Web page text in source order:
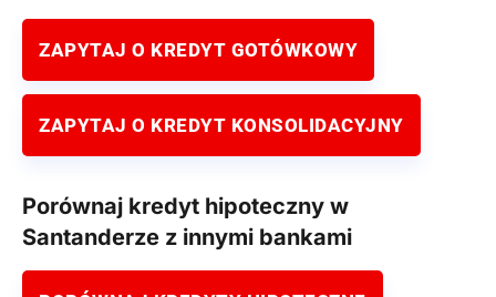
ZAPYTAJ O KREDYT GOTÓWKOWY
ZAPYTAJ O KREDYT KONSOLIDACYJNY
Porównaj kredyt hipoteczny w
Santanderze z innymi bankami